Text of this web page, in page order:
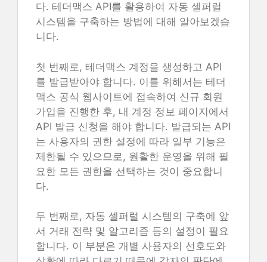
다. 테더맥스 API를 활용하여 자동 셀퍼럴
시스템을 구축하는 방법에 대해 알아보겠습
니다.
첫 번째로, 테더맥스 계정을 생성하고 API
를 발급받아야 합니다. 이를 위해서는 테더
맥스 공식 웹사이트에 접속하여 신규 회원
가입을 진행한 후, 내 계정 정보 페이지에서
API 발급 신청을 해야 합니다. 발급되는 API
는 사용자의 권한 설정에 따라 일부 기능은
제한될 수 있으므로, 원활한 운영을 위해 필
요한 모든 권한을 선택하는 것이 중요합니
다.
두 번째로, 자동 셀퍼럴 시스템의 구축에 앞
서 거래 전략 및 알고리즘 등의 설정이 필요
합니다. 이 부분은 개별 사용자의 선호도와